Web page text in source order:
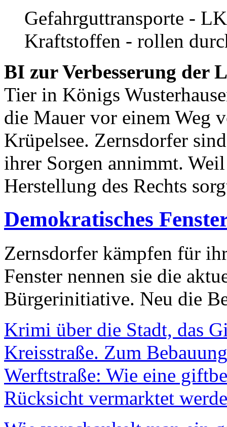
Gefahrguttransporte -
Kraftstoffen - rollen
BI zur Verbesserung der
Tier in Königs
die Mauer vor einem Weg
Krüpelsee. Zernsdorfer
ihrer Sorgen annimmt.
Herstellung des Rechts
Demokratisches
Zernsdorfer kämpfen für
Fenster nennen sie die
Bürgerinitiative. Neu die
Krimi über die Stadt, das
Kreisstraße. Zum
Werftstraße: Wie eine
Rücksicht vermarktet